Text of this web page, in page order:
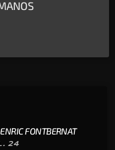
FONTBERNAT
24